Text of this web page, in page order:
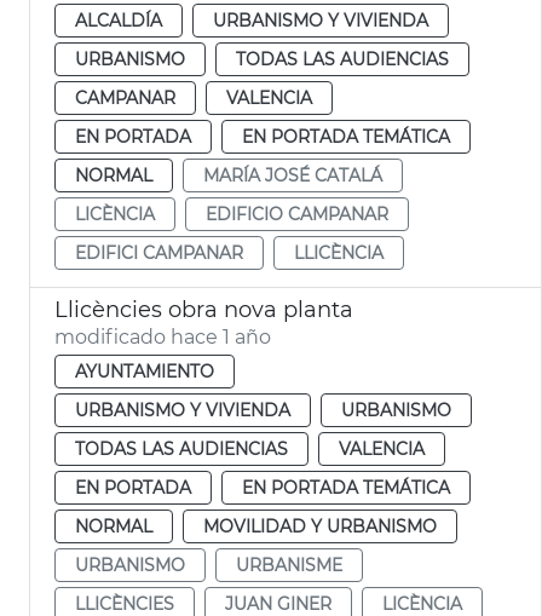
ALCALDÍA
URBANISMO Y VIVIENDA
URBANISMO
TODAS LAS AUDIENCIAS
CAMPANAR
VALENCIA
EN PORTADA
EN PORTADA TEMÁTICA
NORMAL
MARÍA JOSÉ CATALÁ
LICÈNCIA
EDIFICIO CAMPANAR
EDIFICI CAMPANAR
LLICÈNCIA
Llicències obra nova planta
modificado hace 1 año
AYUNTAMIENTO
URBANISMO Y VIVIENDA
URBANISMO
TODAS LAS AUDIENCIAS
VALENCIA
EN PORTADA
EN PORTADA TEMÁTICA
NORMAL
MOVILIDAD Y URBANISMO
URBANISMO
URBANISME
LLICÈNCIES
JUAN GINER LICÈNCIA